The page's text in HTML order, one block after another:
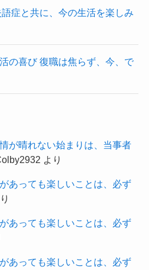
症と共に、今の生活を楽しみ
の喜び 復職は焦らず、今、で
が晴れない始まりは、当事者
より
あっても楽しいことは、必ず
あっても楽しいことは、必ず
あっても楽しいことは、必ず